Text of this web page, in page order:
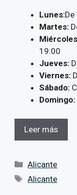
Lunes:
Martes:
19:00
Jueves:
Viernes:
Sábado:
Domingo:
Leer más
Categorías
Alicante
Etiquetas
Alicante